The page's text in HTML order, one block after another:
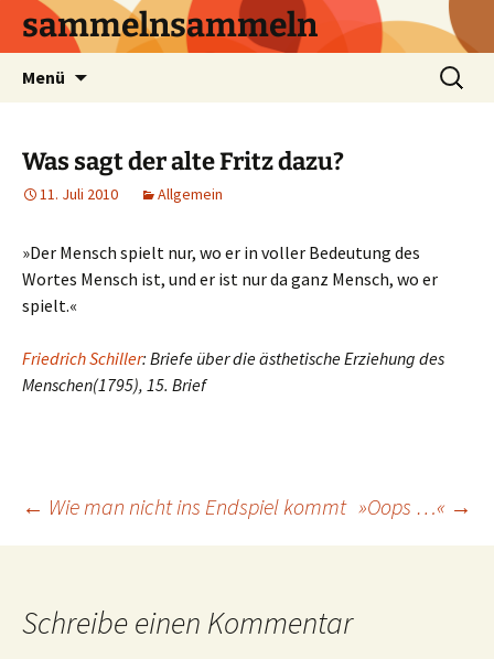
sammelnsammeln
Menü
Suchen
nach:
Was sagt der alte Fritz dazu?
11. Juli 2010 Allgemein
»Der Mensch spielt nur, wo er in voller Bedeutung des
Wortes Mensch ist, und er ist nur da ganz Mensch, wo er
spielt.«
Friedrich Schiller: Briefe über die ästhetische Erziehung des
Menschen(1795), 15. Brief
Beitrags-
← Wie man nicht ins Endspiel kommt »Oops …« →
Schreibe einen Kommentar